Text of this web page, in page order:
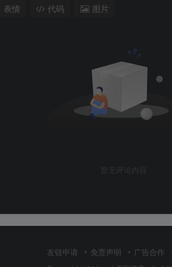
表情 代码 图片
暂无评论内容
友链申请 免责声明 广告合作